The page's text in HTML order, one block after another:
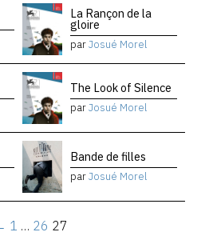
La Rançon de la
gloire
parJosué Morel
The Look of Silence
parJosué Morel
Bande de filles
parJosué Morel
1 … 26 27